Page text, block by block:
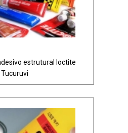
estrutural loctite
Tucuruvi